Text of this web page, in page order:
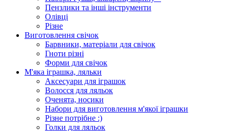
Пензлики та інші інструменти
Олівці
Різне
Виготовлення свічок
Барвники, матеріали для свічок
Гноти різні
Форми для свічок
М'яка іграшка, ляльки
Аксесуари для іграшок
Волосся для ляльок
Оченята, носики
Набори для виготовлення м'якої іграшки
Різне потрібне :)
Голки для ляльок